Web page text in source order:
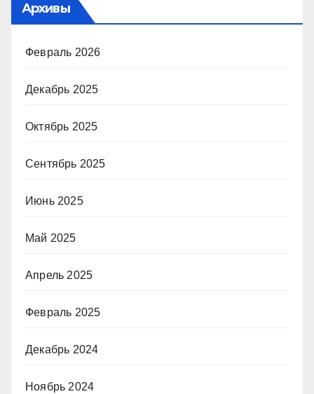
Архивы
Февраль 2026
Декабрь 2025
Октябрь 2025
Сентябрь 2025
Июнь 2025
Май 2025
Апрель 2025
Февраль 2025
Декабрь 2024
Ноябрь 2024